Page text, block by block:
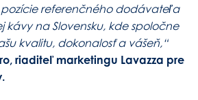
referenčného dodávateľa
kávy na Slovensku, kde spoločne
kvalitu, dokonalosť a vášeň,“
riaditeľ marketingu Lavazza pre